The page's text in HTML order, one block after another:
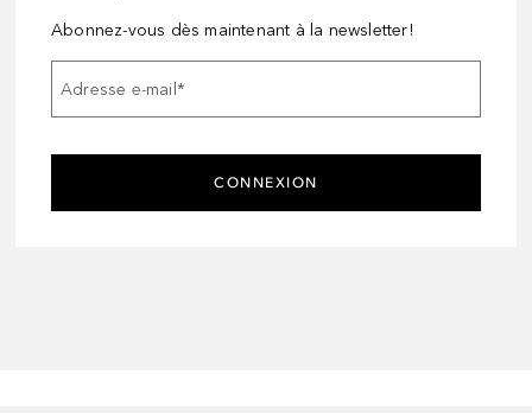
Abonnez-vous dès maintenant à la newsletter!
Adresse e-mail *
CONNEXION